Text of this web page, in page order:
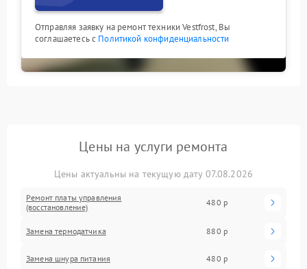
Отправляя заявку на ремонт техники Vestfrost, Вы
соглашаетесь с Политикой конфиденциальности
Цены на услуги ремонта
Цены актуальны на текущую дату 07.08.2026
Ремонт платы управления
(восстановление)
480 р
Замена термодатчика 880 р
Замена шнура питания 480 р